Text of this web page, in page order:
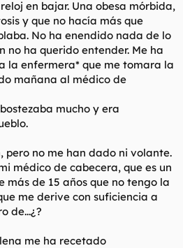
en bajar. Una obesa mórbida,
y que no hacía más que
No ha enendido nada de lo
no ha querido entender. Me ha
la enfermera* que me tomara la
mañana al médico de
mucho y era
pero no me han dado ni volante.
médico de cabecera, que es un
más de 15 años que no tengo la
me derive con suficiencia a
de...¿?
me ha recetado